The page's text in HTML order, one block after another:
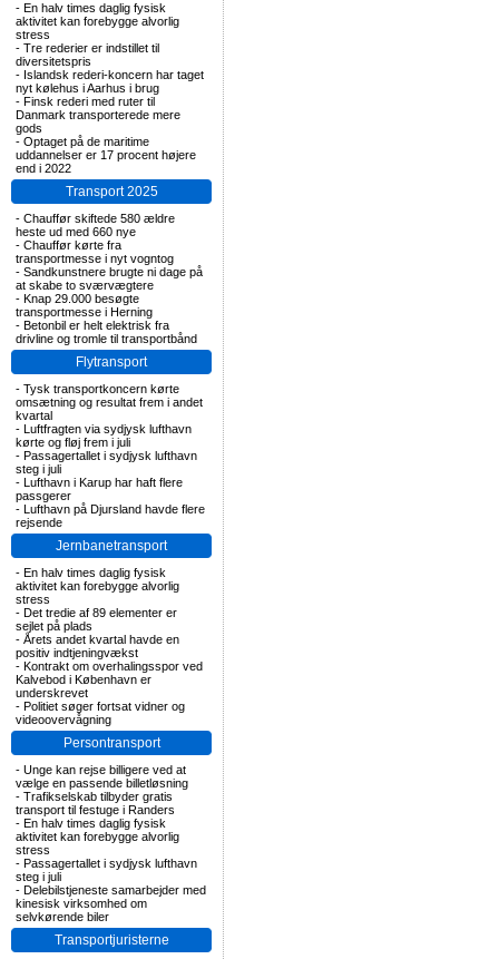
- En halv times daglig fysisk
aktivitet kan forebygge alvorlig
stress
- Tre rederier er indstillet til
diversitetspris
- Islandsk rederi-koncern har taget
nyt kølehus i Aarhus i brug
- Finsk rederi med ruter til
Danmark transporterede mere
gods
- Optaget på de maritime
uddannelser er 17 procent højere
end i 2022
Transport 2025
- Chauffør skiftede 580 ældre
heste ud med 660 nye
- Chauffør kørte fra
transportmesse i nyt vogntog
- Sandkunstnere brugte ni dage på
at skabe to sværvægtere
- Knap 29.000 besøgte
transportmesse i Herning
- Betonbil er helt elektrisk fra
drivline og tromle til transportbånd
Flytransport
- Tysk transportkoncern kørte
omsætning og resultat frem i andet
kvartal
- Luftfragten via sydjysk lufthavn
kørte og fløj frem i juli
- Passagertallet i sydjysk lufthavn
steg i juli
- Lufthavn i Karup har haft flere
passgerer
- Lufthavn på Djursland havde flere
rejsende
Jernbanetransport
- En halv times daglig fysisk
aktivitet kan forebygge alvorlig
stress
- Det tredie af 89 elementer er
sejlet på plads
- Årets andet kvartal havde en
positiv indtjeningvækst
- Kontrakt om overhalingsspor ved
Kalvebod i København er
underskrevet
- Politiet søger fortsat vidner og
videoovervågning
Persontransport
- Unge kan rejse billigere ved at
vælge en passende billetløsning
- Trafikselskab tilbyder gratis
transport til festuge i Randers
- En halv times daglig fysisk
aktivitet kan forebygge alvorlig
stress
- Passagertallet i sydjysk lufthavn
steg i juli
- Delebilstjeneste samarbejder med
kinesisk virksomhed om
selvkørende biler
Transportjuristerne